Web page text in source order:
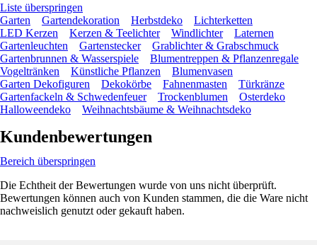
Liste überspringen
Garten
Gartendekoration Herbstdeko
Lichterketten
LED Kerzen
Kerzen & Teelichter Windlichter
Laternen
Gartenleuchten
Gartenstecker
Grablichter & Grabschmuck
Gartenbrunnen & Wasserspiele
Blumentreppen & Pflanzenregale
Vogeltränken
Künstliche Pflanzen
Blumenvasen
Garten Dekofiguren
Dekokörbe Fahnenmasten
Türkränze
Gartenfackeln & Schwedenfeuer
Trockenblumen
Osterdeko
Halloweendeko
Weihnachtsbäume & Weihnachtsdeko
Kundenbewertungen
Bereich überspringen
Die Echtheit der Bewertungen wurde von uns nicht überprüft.
Bewertungen können auch von Kunden stammen, die die Ware nicht
nachweislich genutzt oder gekauft haben.